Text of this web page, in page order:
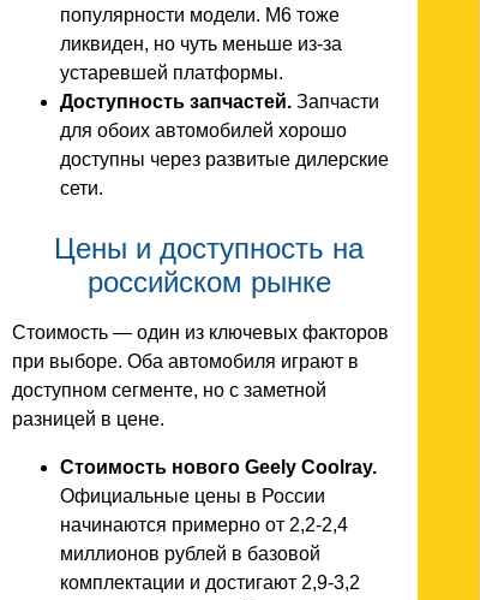
популярности модели. M6 тоже
ликвиден, но чуть меньше из-за
устаревшей платформы.
Доступность запчастей. Запчасти
для обоих автомобилей хорошо
доступны через развитые дилерские
сети.
Цены и доступность на
российском рынке
Стоимость — один из ключевых факторов
при выборе. Оба автомобиля играют в
доступном сегменте, но с заметной
разницей в цене.
Стоимость нового Geely Coolray.
Официальные цены в России
начинаются примерно от 2,2-2,4
миллионов рублей в базовой
комплектации и достигают 2,9-3,2